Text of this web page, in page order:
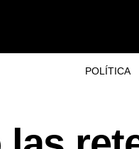
POLÍTICA